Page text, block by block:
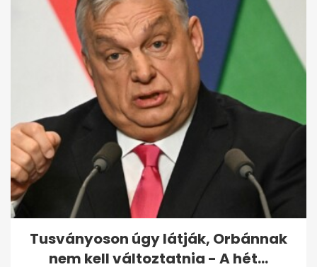
Kiderült, ki ölte meg Till
Tamást, de a gyilkos
szabadon...
Tusványoson úgy látják, Orbánnak
nem kell változtatnia - A hét...